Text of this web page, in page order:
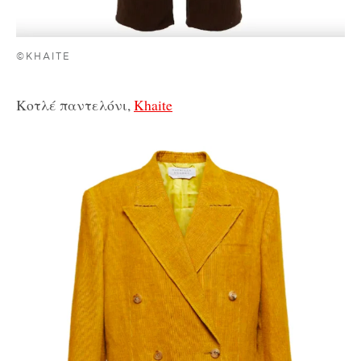
©KHAITE
Κοτλέ παντελόνι, Khaite